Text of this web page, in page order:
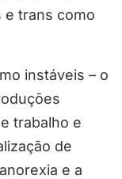
e trans como
instáveis – o
trabalho e
de
e a